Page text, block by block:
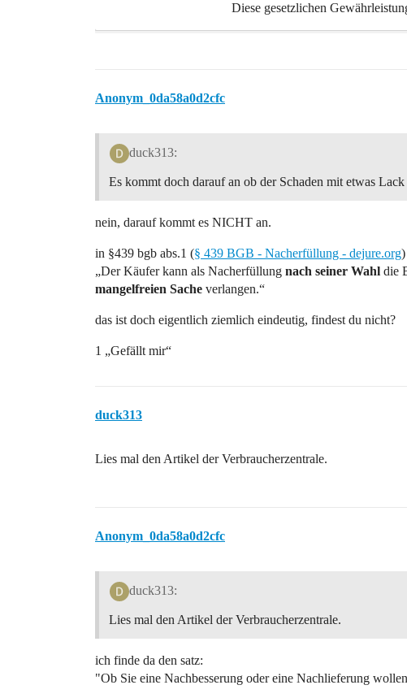
Diese gesetzlichen
Anonym_0da58a0d2cfc
duck313:
Es kommt doch darauf an ob der Schaden mit etwas
nein, darauf kommt es NICHT an.
in §439 bgb abs.1 (§ 439 BGB - Nacherfüllung - dejure.org
„Der Käufer kann als Nacherfüllung nach seiner Wahl die
mangelfreien Sache verlangen.“
das ist doch eigentlich ziemlich eindeutig, findest du nicht?
1 „Gefällt mir“
duck313
Lies mal den Artikel der Verbraucherzentrale.
Anonym_0da58a0d2cfc
duck313:
Lies mal den Artikel der Verbraucherzentrale.
ich finde da den satz:
"Ob Sie eine Nachbesserung oder eine Nachlieferung